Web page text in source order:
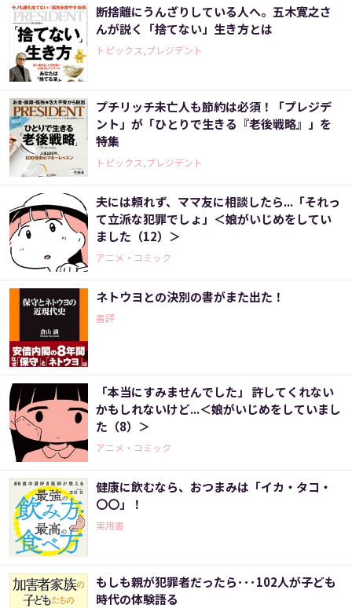
断捨離にうんざりしている人へ。五木寛之さ
んが説く「捨てない」生き方とは
トピックス,プレジデント
プチリッチ未亡人も節約は必須！「プレジデ
ント」が「ひとりで生きる『老後戦略』」を
特集
トピックス,プレジデント
夫には頼れず、ママ友に相談したら...「それっ
て立派な犯罪でしょ」＜娘がいじめをしてい
ました（12）＞
アニメ・コミック
ネトウヨとの決別の書がまた出た！
書評
「本当にすみませんでした」 許してくれない
かもしれないけど...＜娘がいじめをしていまし
た（8）＞
アニメ・コミック
健康に飲むなら、おつまみは「イカ・タコ・
〇〇」！
実用書
もしも親が犯罪者だったら･･･102人が子ども
時代の体験語る